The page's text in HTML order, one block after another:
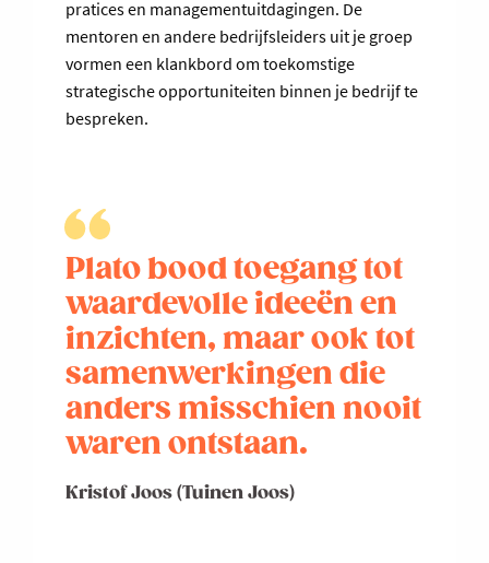
pratices en managementuitdagingen. De
mentoren en andere bedrijfsleiders uit je groep
vormen een klankbord om toekomstige
strategische opportuniteiten binnen je bedrijf te
bespreken.
Plato bood toegang tot
waardevolle ideeën en
inzichten, maar ook tot
samenwerkingen die
anders misschien nooit
waren ontstaan.
Kristof Joos (Tuinen Joos)